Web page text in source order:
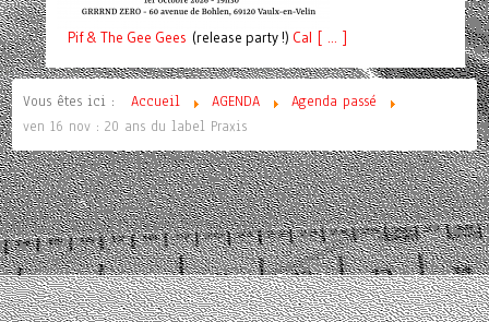
Pif& The Gee Gees (release party !) Cal [ ... ]
Vous êtes ici : Accueil AGENDA
Agenda passé
ven 16 nov : 20 ans du label Praxis